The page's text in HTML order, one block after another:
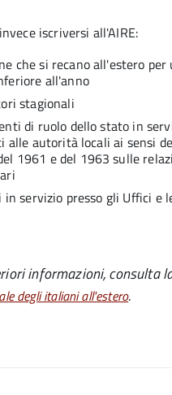
iscriversi all'AIRE:
che si recano all'estero per
all'anno
stagionali
di ruolo dello stato in
alle autorità locali ai sensi
1961 e del 1963 sulle
servizio presso gli Uffici e
informazioni, consulta
degli italiani all'estero.